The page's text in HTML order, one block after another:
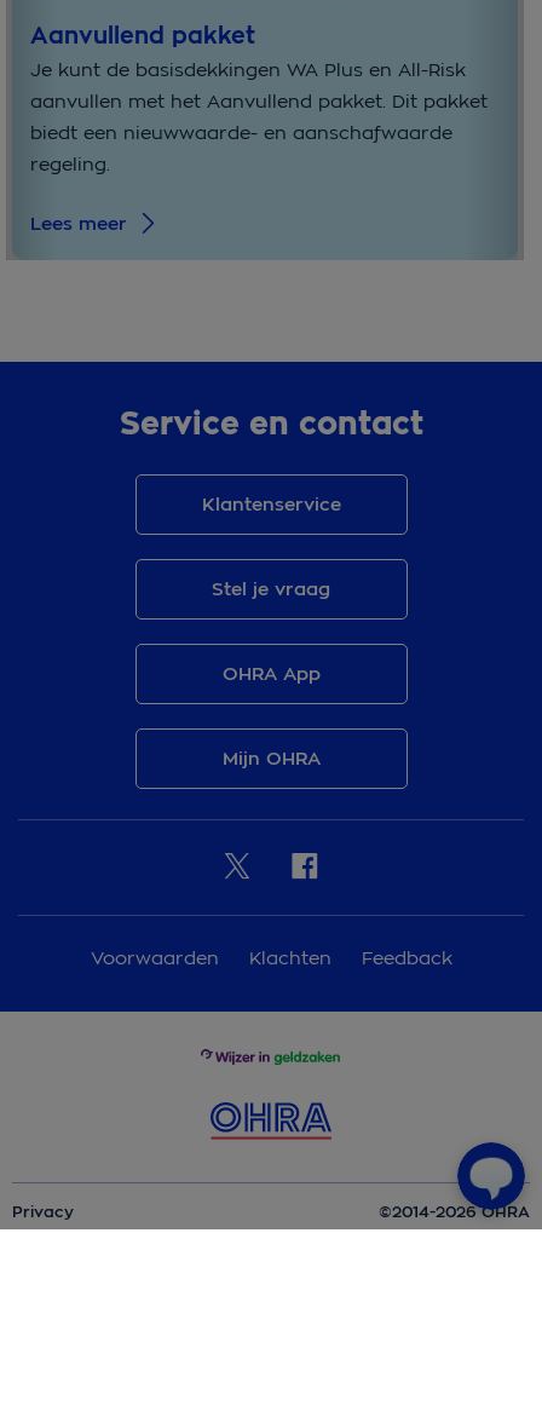
Aanvullend pakket
Je kunt de basisdekkingen WA Plus en All-Risk
aanvullen met het Aanvullend pakket. Dit pakket
biedt een nieuwwaarde- en aanschafwaarde
regeling.
Lees meer
Service en contact
Klantenservice
Stel je vraag
OHRA App
Mijn OHRA
Voorwaarden Klachten Feedback
Privacy ©2014-2026 OHRA